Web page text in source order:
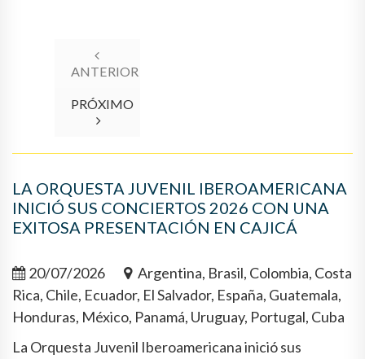
ANTERIOR
PRÓXIMO
LA ORQUESTA JUVENIL IBEROAMERICANA
INICIÓ SUS CONCIERTOS 2026 CON UNA
EXITOSA PRESENTACIÓN EN CAJICÁ
20/07/2026
Argentina, Brasil, Colombia, Costa
Rica, Chile, Ecuador, El Salvador, España, Guatemala,
Honduras, México, Panamá, Uruguay, Portugal, Cuba
La Orquesta Juvenil Iberoamericana inició sus